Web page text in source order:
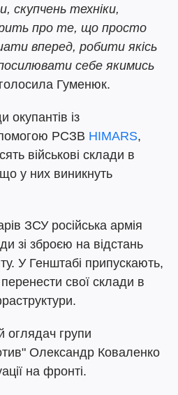
скупчень техніки,
про те, що просто
вперед, робити якісь
посилювати себе якимись
Гуменюк.
із
РСЗВ HIMARS,
військові склади в
у них виникнуть
ЗСУ російська армія
зі зброєю на відстань
У Генштабі припускають,
свої склади в
оглядач групи
Олександр Коваленко
на фронті.